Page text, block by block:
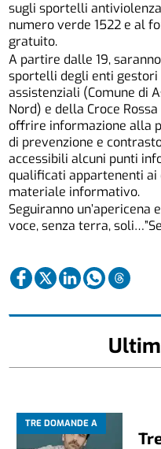
sugli sportelli
numero verde 1522 e al
gratuito.
A partire dalle 19,
sportelli degli enti gestori
assistenziali (Comune di
Nord) e della Croce Rossa
offrire informazione alla
di prevenzione e
accessibili alcuni punti
qualificati appartenenti
materiale informativo.
Seguiranno un’apericena
voce, senza terra,
TRE DOMANDE A